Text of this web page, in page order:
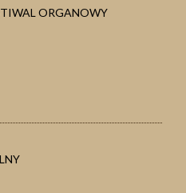
ORGANOWY